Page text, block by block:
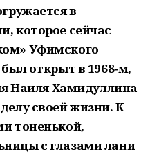
в
которое сейчас
Уфимского
открыт в 1968‑м,
Наиля Хамидуллина
своей жизни. К
тоненькой,
с глазами лани